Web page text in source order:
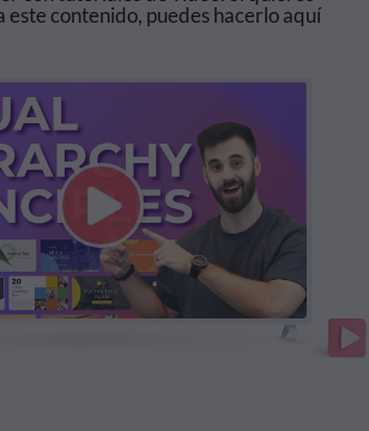
este contenido, puedes hacerlo aquí